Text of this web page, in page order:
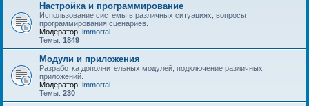
Настройка и программирование
Использование системы в различных ситуациях, вопросы
программирования сценариев.
Модератор: immortal
Темы: 1849
Модули и приложения
Разработка дополнительных модулей, подключение различных
приложений.
Модератор: immortal
Темы: 230